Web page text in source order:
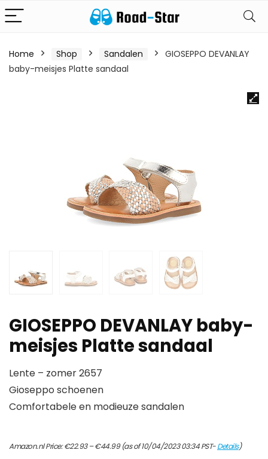
Home Shop Sandalen
GIOSEPPO DEVANLAY
baby-meisjes Platte sandaal
GIOSEPPO DEVANLAY baby-
meisjes Platte sandaal
Lente – zomer 2657
Gioseppo schoenen
Comfortabele en modieuze sandalen
Amazon.nl Price:€22.93 – €44.99range:
(as of 10/04/2023 03:34 PST-Details)